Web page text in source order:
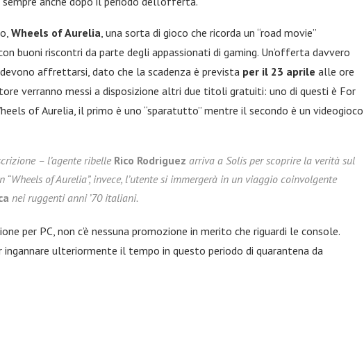
Wheels of Aurelia, una sorta di gioco che ricorda un “road movie”
buoni riscontri da parte degli appassionati di gaming. Un’offerta davvero
affrettarsi, dato che la scadenza è prevista per il 23 aprile alle ore
verranno messi a disposizione altri due titoli gratuiti: uno di questi è For
of Aurelia, il primo è uno “sparatutto” mentre il secondo è un videogioco
– l’agente ribelle Rico Rodriguez arriva a Solís per scoprire la verità sul
“Wheels of Aurelia”, invece, l’utente si immergerà in un viaggio coinvolgente
nei ruggenti anni ’70 italiani.
per PC, non c’è nessuna promozione in merito che riguardi le console.
ingannare ulteriormente il tempo in questo periodo di quarantena da